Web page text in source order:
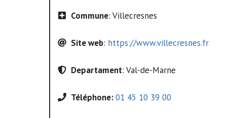
Commune: Villecresnes
Site web: https://www.villecresnes.fr
Departament: Val-de-Marne
Téléphone:01 45 10 39 00